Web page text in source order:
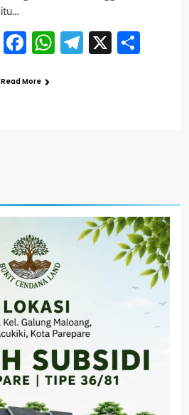
itu…
Facebook
WhatsApp
Telegram
X
Read More